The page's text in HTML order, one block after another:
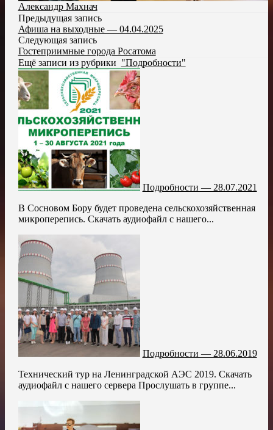
Александр Махнач
Предыдущая запись
Афиша на выходные — 04.04.2025
Следующая запись
Гостеприимные города Росатома
Ещё записи из рубрики "Подробности"
Подробности — 28.07.2021
В Сосновом Бору будет проведена сельскохозяйственная
микроперепись. Скачать аудиофайл с нашего...
Подробности — 28.06.2019
Технический тур на Ленинградской АЭС 2019. Скачать
аудиофайл с нашего сервера Прослушать в группе...